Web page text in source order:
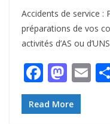
Accidents de service :
préparations de vos
activités d’AS ou
F
ac
e
M
as
to
E
Read More